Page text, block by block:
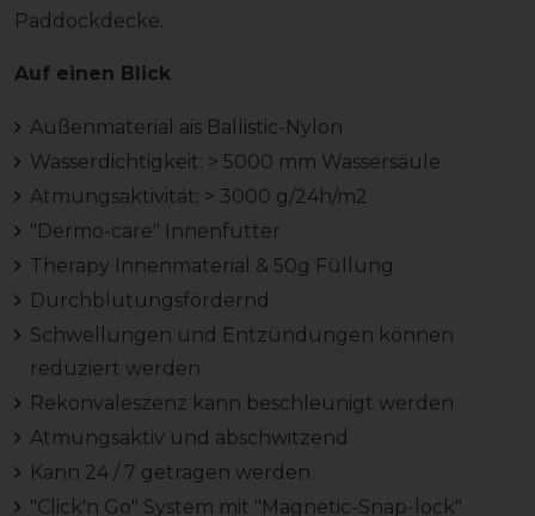
Paddockdecke.
Auf einen Blick
Außenmaterial ais Ballistic-Nylon
Wasserdichtigkeit: > 5000 mm Wassersäule
Atmungsaktivität: > 3000 g/24h/m2
"Dermo-care" Innenfutter
Therapy Innenmaterial & 50g Füllung
Durchblutungsfördernd
Schwellungen und Entzündungen können
reduziert werden
Rekonvaleszenz kann beschleunigt werden
Atmungsaktiv und abschwitzend
Kann 24 / 7 getragen werden
"Click'n Go" System mit "Magnetic-Snap-lock"